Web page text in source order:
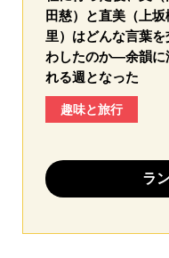
田慈）と直美（上坂
里）はどんな言葉を
わしたのか—余韻に
れる週となった
趣味と旅行
ラ